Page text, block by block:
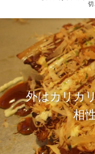
切
外はカリカ
相